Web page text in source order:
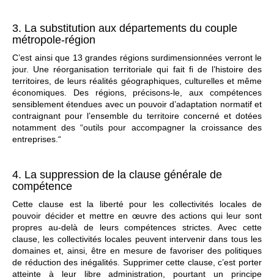
3. La substitution aux départements du couple
métropole-région
C’est ainsi que 13 grandes régions surdimensionnées verront le
jour. Une réorganisation territoriale qui fait fi de l’histoire des
territoires, de leurs réalités géographiques, culturelles et même
économiques. Des régions, précisons-le, aux compétences
sensiblement étendues avec un pouvoir d’adaptation normatif et
contraignant pour l’ensemble du territoire concerné et dotées
notamment des “outils pour accompagner la croissance des
entreprises.“
4. La suppression de la clause générale de
compétence
Cette clause est la liberté pour les collectivités locales de
pouvoir décider et mettre en œuvre des actions qui leur sont
propres au-delà de leurs compétences strictes. Avec cette
clause, les collectivités locales peuvent intervenir dans tous les
domaines et, ainsi, être en mesure de favoriser des politiques
de réduction des inégalités. Supprimer cette clause, c’est porter
atteinte à leur libre administration, pourtant un principe